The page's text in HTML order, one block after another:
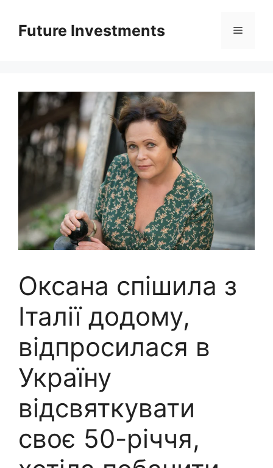
вмістуFuture Investments Меню
Оксана спішила з
Італії додому,
відпросилася в
Україну
відсвяткувати
своє 50-річчя,